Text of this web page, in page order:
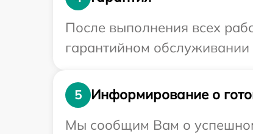
После выполнения всех
гарантийном обслуживании
5
Информирование о
Мы сообщим Вам о успешном